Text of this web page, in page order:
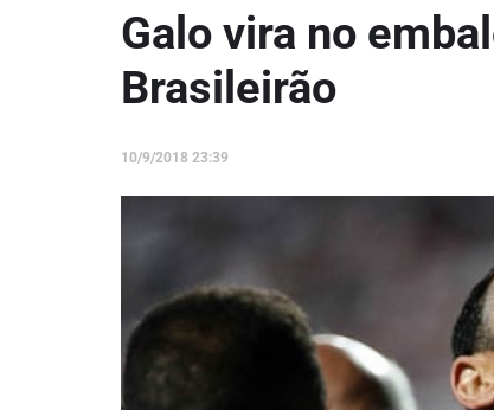
Galo vira no
Brasileirão
10/9/2018 23:39